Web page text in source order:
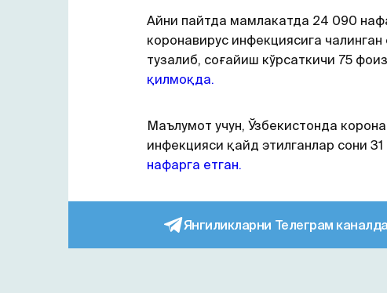
Айни пайтда мамлакатда 24 090
коронавирус инфекциясига
тузалиб, соғайиш кўрсаткичи 75
қилмоқда.
Маълумот учун, Ўзбекистонда
инфекцияси қайд этилганлар сони 31
нафарга етган.
Янгиликларни Телеграм